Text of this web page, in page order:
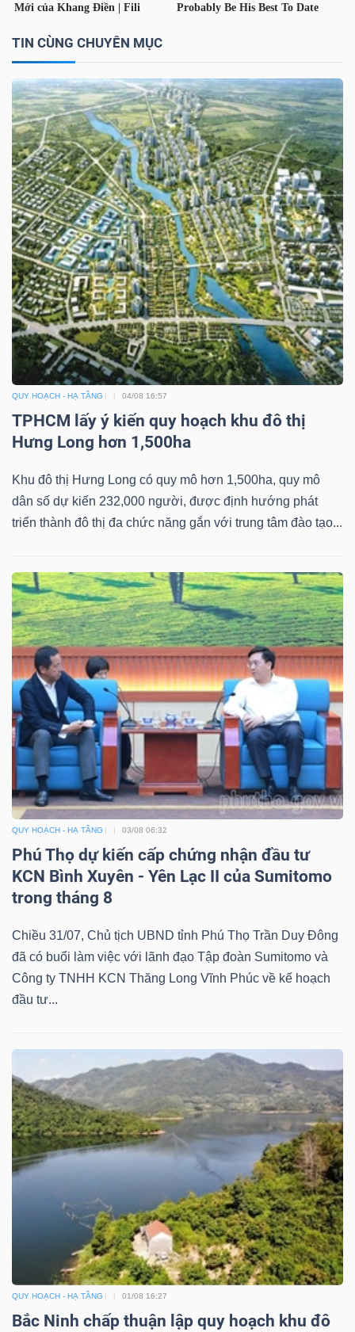
TIN CÙNG CHUYÊN MỤC
QUY HOẠCH - HẠ TẦNG 04/08 16:57
TPHCM lấy ý kiến quy hoạch khu đô thị
Hưng Long hơn 1,500ha
Khu đô thị Hưng Long có quy mô hơn 1,500ha, quy mô
dân số dự kiến 232,000 người, được định hướng phát
triển thành đô thị đa chức năng gắn với trung tâm đào tạo...
QUY HOẠCH - HẠ TẦNG 03/08 06:32
Phú Thọ dự kiến cấp chứng nhận đầu tư
KCN Bình Xuyên - Yên Lạc II của Sumitomo
trong tháng 8
Chiều 31/07, Chủ tịch UBND tỉnh Phú Thọ Trần Duy Đông
đã có buổi làm việc với lãnh đạo Tập đoàn Sumitomo và
Công ty TNHH KCN Thăng Long Vĩnh Phúc về kế hoạch
đầu tư...
QUY HOẠCH - HẠ TẦNG 01/08 16:27
Bắc Ninh chấp thuận lập quy hoạch khu đô
YẾU
TIÊU
DÙNG
THIẾT
YẾU
CHĂM
SÓC
SỨC
KHỎE
TÀI
CHÍNH
NGHỆ
THÔNG
TIN
DỊCH
VỤ
TRUYỀN
THÔNG
TIỆN
ÍCH
BẤT
Mã
chứng
khoán
(-)
Chứng chỉ quỹ Chứng